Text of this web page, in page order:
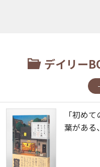
デイリー
「初め
葉がある